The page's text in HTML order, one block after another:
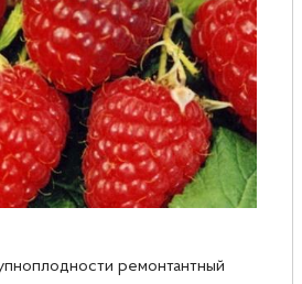
ремонтантный